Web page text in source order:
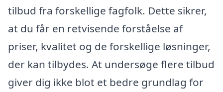
tilbud fra forskellige fagfolk. Dette sikrer,
at du får en retvisende forståelse af
priser, kvalitet og de forskellige løsninger,
der kan tilbydes. At undersøge flere tilbud
giver dig ikke blot et bedre grundlag for